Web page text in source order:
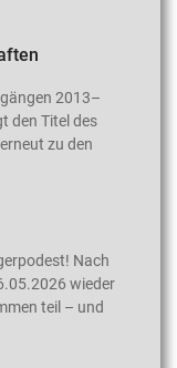
2013–
den Titel des
zu den
Nach
wieder
teil – und